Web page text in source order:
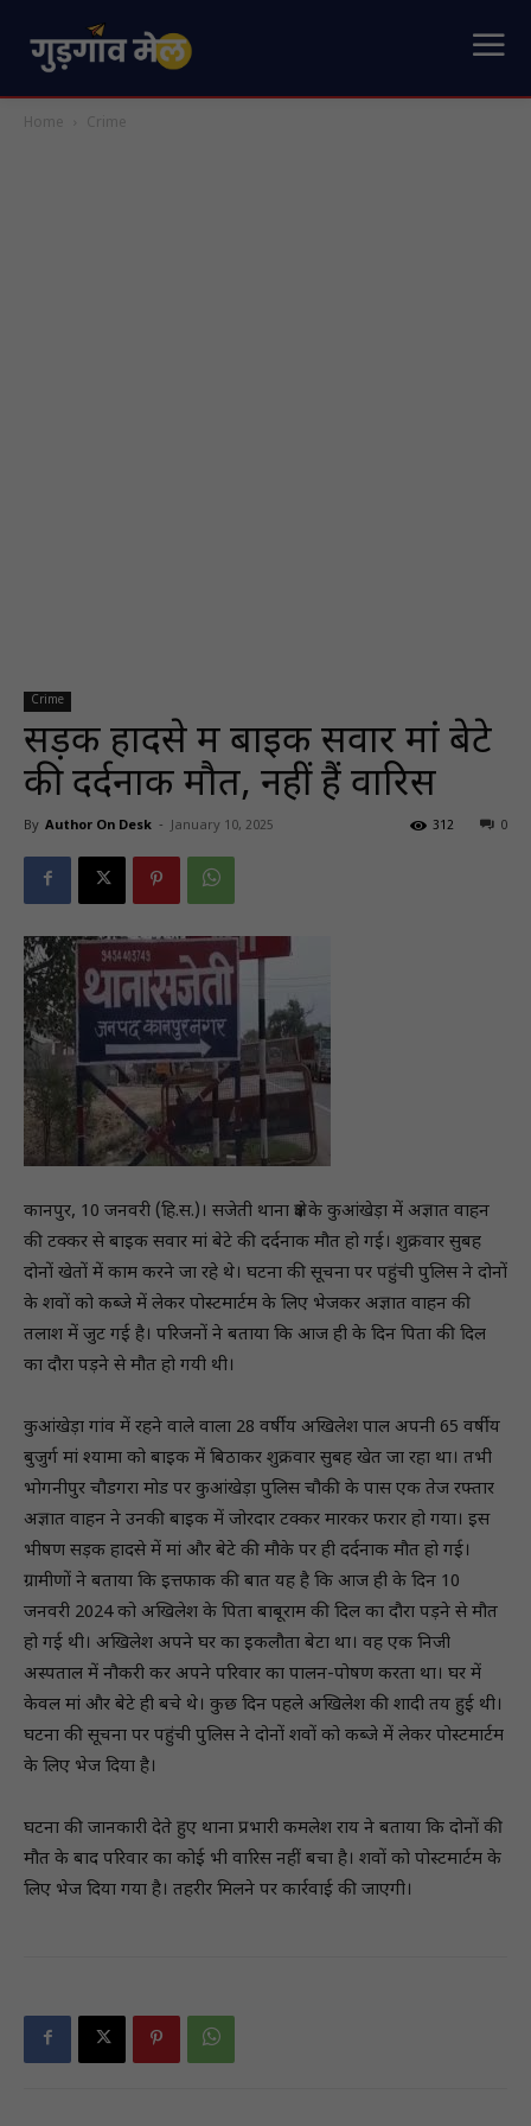
Home Crime
Crime
सड़क हादसे में बाइक सवार मां बेटे
की दर्दनाक मौत, नहीं हैं वारिस
By Author On Desk - January 10, 2025 0
312
कानपुर, 10 जनवरी (हि.स.)। सजेती थाना क्षेत्र के कुआंखेड़ा में अज्ञात वाहन
की टक्कर से बाइक सवार मां बेटे की दर्दनाक मौत हो गई। शुक्रवार सुबह
दोनों खेतों में काम करने जा रहे थे। घटना की सूचना पर पहुंची पुलिस ने दोनों
के शवों को कब्जे में लेकर पोस्टमार्टम के लिए भेजकर अज्ञात वाहन की
तलाश में जुट गई है। परिजनों ने बताया कि आज ही के दिन पिता की दिल
का दौरा पड़ने से मौत हो गयी थी।
कुआंखेड़ा गांव में रहने वाले वाला 28 वर्षीय अखिलेश पाल अपनी 65 वर्षीय
बुजुर्ग मां श्यामा को बाइक में बिठाकर शुक्रवार सुबह खेत जा रहा था। तभी
भोगनीपुर चौडगरा मोड पर कुआंखेड़ा पुलिस चौकी के पास एक तेज रफ्तार
अज्ञात वाहन ने उनकी बाइक में जोरदार टक्कर मारकर फरार हो गया। इस
भीषण सड़क हादसे में मां और बेटे की मौके पर ही दर्दनाक मौत हो गई।
ग्रामीणों ने बताया कि इत्तफाक की बात यह है कि आज ही के दिन 10
जनवरी 2024 को अखिलेश के पिता बाबूराम की दिल का दौरा पड़ने से मौत
हो गई थी। अखिलेश अपने घर का इकलौता बेटा था। वह एक निजी
अस्पताल में नौकरी कर अपने परिवार का पालन-पोषण करता था। घर में
केवल मां और बेटे ही बचे थे। कुछ दिन पहले अखिलेश की शादी तय हुई थी।
घटना की सूचना पर पहुंची पुलिस ने दोनों शवों को कब्जे में लेकर पोस्टमार्टम
के लिए भेज दिया है।
घटना की जानकारी देते हुए थाना प्रभारी कमलेश राय ने बताया कि दोनों की
मौत के बाद परिवार का कोई भी वारिस नहीं बचा है। शवों को पोस्टमार्टम के
लिए भेज दिया गया है। तहरीर मिलने पर कार्रवाई की जाएगी।